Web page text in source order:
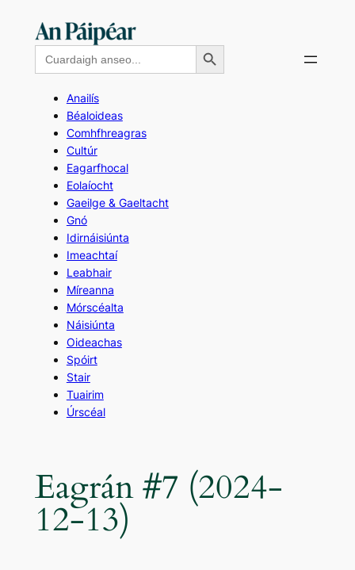
contentSearch
for:
Search Button
Anailís
Béaloideas
Comhfhreagras
Cultúr
Eagarfhocal
Eolaíocht
Gaeilge & Gaeltacht
Gnó
Idirnáisiúnta
Imeachtaí
Leabhair
Míreanna
Mórscéalta
Náisiúnta
Oideachas
Spóirt
Stair
Tuairim
Úrscéal
Eagrán #7 (2024-
12-13)